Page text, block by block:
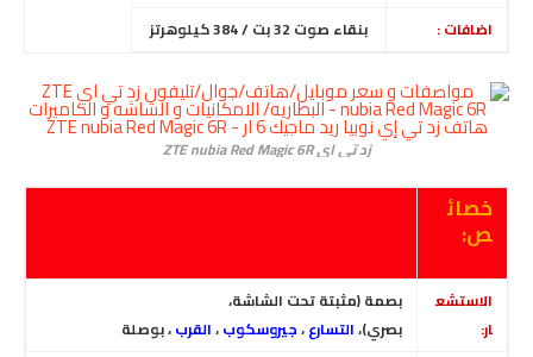
اضافات :
بنقاء صوت 32 بت / 384 كيلوهرتز
زد تي اي ZTE nubia Red Magic 6R
خصائ
ص:
الاستشع
ار:
بصمة (مثبتة تحت الشاشة،
بصري)،التسارع،جيروسكوب،القرب، بوصلة